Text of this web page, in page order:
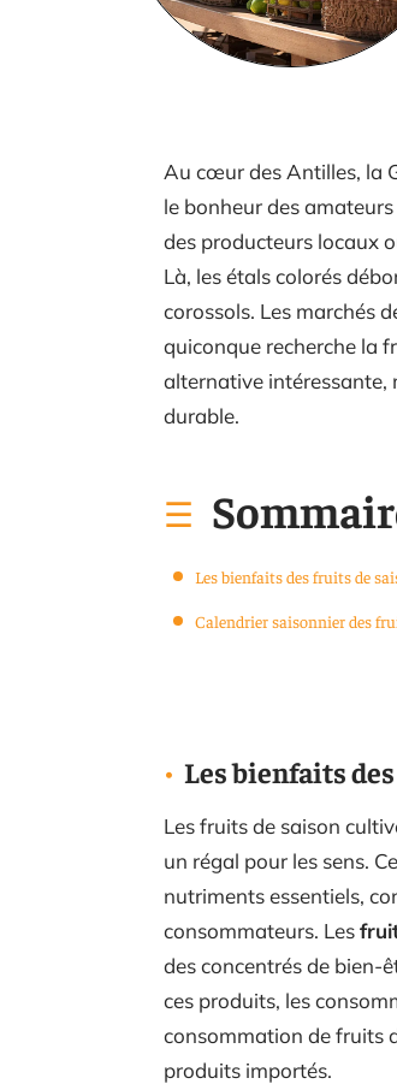
Au cœur des Antilles, la
le bonheur des
des producteurs locaux
Là, les étals colorés
corossols. Les marchés
quiconque recherche la
alternative intéressante,
durable.
Les bienfaits des fruits de
Calendrier saisonnier des
Les bienfaits
Les fruits de saison
un régal pour les sens.
nutriments essentiels,
consommateurs. Les
des concentrés de bien-
ces produits, les
consommation de fruits
produits importés.